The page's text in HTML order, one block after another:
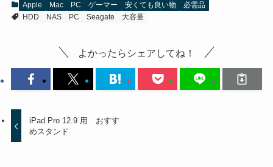
Apple Mac PC ゲーマー 安くても良い物
必需品
HDD
NAS PC Seagate 大容量
よかったらシェアしてね！
iPad Pro 12.9 用 おすす
めスタンド